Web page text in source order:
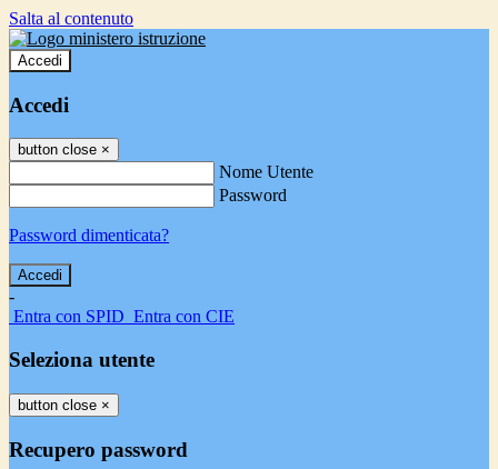
Salta al contenuto
Accedi
Accedi
button close ×
Nome Utente
Password
Password dimenticata?
-
Entra con SPID Entra con CIE
Seleziona utente
button close ×
Recupero password